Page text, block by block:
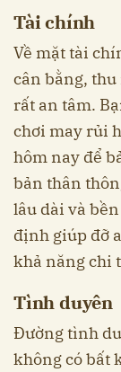
Tài chính
Về mặt tài
cân bằng,
rất an tâm.
chơi may rủi
hôm nay để
bản thân
lâu dài và
định giúp đỡ
khả năng chi
Tình duyên
Đường tình
không có bất